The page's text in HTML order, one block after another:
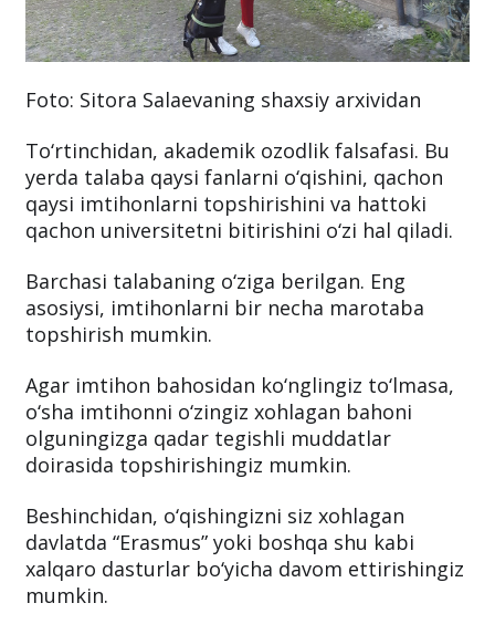
Foto: Sitora Salaevaning shaxsiy arxividan
To‘rtinchidan, akademik ozodlik falsafasi. Bu
yerda talaba qaysi fanlarni o‘qishini, qachon
qaysi imtihonlarni topshirishini va hattoki
qachon universitetni bitirishini o‘zi hal qiladi.
Barchasi talabaning o‘ziga berilgan. Eng
asosiysi, imtihonlarni bir necha marotaba
topshirish mumkin.
Agar imtihon bahosidan ko‘nglingiz to‘lmasa,
o‘sha imtihonni o‘zingiz xohlagan bahoni
olguningizga qadar tegishli muddatlar
doirasida topshirishingiz mumkin.
Beshinchidan, o‘qishingizni siz xohlagan
davlatda “Erasmus” yoki boshqa shu kabi
xalqaro dasturlar bo‘yicha davom ettirishingiz
mumkin.